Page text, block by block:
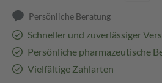
Persönliche Beratung
Schneller und zuverlässiger
Persönliche pharmazeutische
Vielfältige Zahlarten